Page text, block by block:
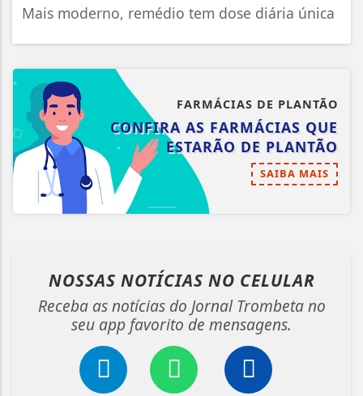
Mais moderno, remédio tem dose diária única
FARMÁCIAS DE PLANTÃO
CONFIRA AS FARMÁCIAS QUE
ESTARÃO DE PLANTÃO
SAIBA MAIS
NOSSAS NOTÍCIAS NO CELULAR
Receba as notícias do Jornal Trombeta no
seu app favorito de mensagens.